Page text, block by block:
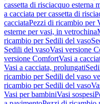
cassetta di risciacquo esterna
a cacciata per cassetta di
cacciataPezzi di ricambio per
esterne per vasi, in vetrochina
ricambio per Sedili del vaso
Sedili del vasoVasi versione
versione ComfortVasi a
Vasi a cacciata, prolungati
ricambio per Sedili del vaso
ricambio per Sedili del vaso
Vasi per bambiniVasi sospesi